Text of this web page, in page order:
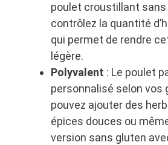
poulet croustillant
contrôlez la quantité
qui permet de rendre
légère.
Polyvalent : Le poulet
personnalisé selon vos
pouvez ajouter des
épices douces ou
version sans gluten